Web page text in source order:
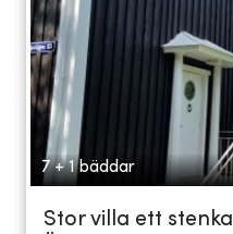
7 + 1 bäddar
Stor villa ett